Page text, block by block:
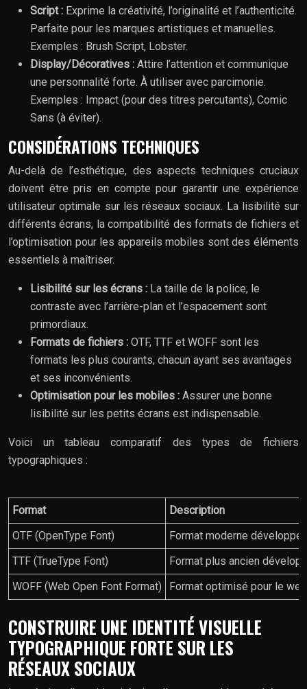
Script : Exprime la créativité, l’originalité et l’authenticité.
Parfaite pour les marques artistiques et manuelles.
Exemples : Brush Script, Lobster.
Display/Décoratives : Attire l’attention et communique
une personnalité forte. À utiliser avec parcimonie.
Exemples : Impact (pour des titres percutants), Comic
Sans (à éviter).
CONSIDÉRATIONS TECHNIQUES
Au-delà de l’esthétique, des aspects techniques cruciaux
doivent être pris en compte pour garantir une expérience
utilisateur optimale sur les réseaux sociaux. La lisibilité sur
différents écrans, la compatibilité des formats de fichiers et
l’optimisation pour les appareils mobiles sont des éléments
essentiels à maîtriser.
Lisibilité sur les écrans : La taille de la police, le
contraste avec l’arrière-plan et l’espacement sont
primordiaux.
Formats de fichiers : OTF, TTF et WOFF sont les
formats les plus courants, chacun ayant ses avantages
et ses inconvénients.
Optimisation pour les mobiles : Assurer une bonne
lisibilité sur les petits écrans est indispensable.
Voici un tableau comparatif des types de fichiers
typographiques :
Format
Description
OTF (OpenType Font)
Format moderne
TTF (TrueType Font)
Format plus ancien
WOFF (Web Open Font Format)
Format optimisé pour le
CONSTRUIRE UNE IDENTITÉ VISUELLE
TYPOGRAPHIQUE FORTE SUR LES
RÉSEAUX SOCIAUX